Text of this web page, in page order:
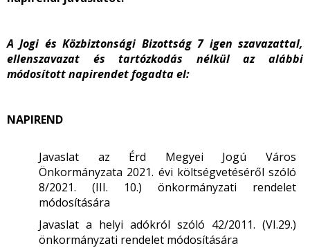
A Jogi és Közbiztonsági Bizottság 7 igen szavazattal,
ellenszavazat és tartózkodás nélkül az alábbi
módosított napirendet fogadta el:
NAPIREND
Javaslat az Érd Megyei Jogú Város
Önkormányzata 2021. évi költségvetéséről szóló
8/2021. (III. 10.) önkormányzati rendelet
módosítására
Javaslat a helyi adókról szóló 42/2011. (VI.29.)
önkormányzati rendelet módosítására